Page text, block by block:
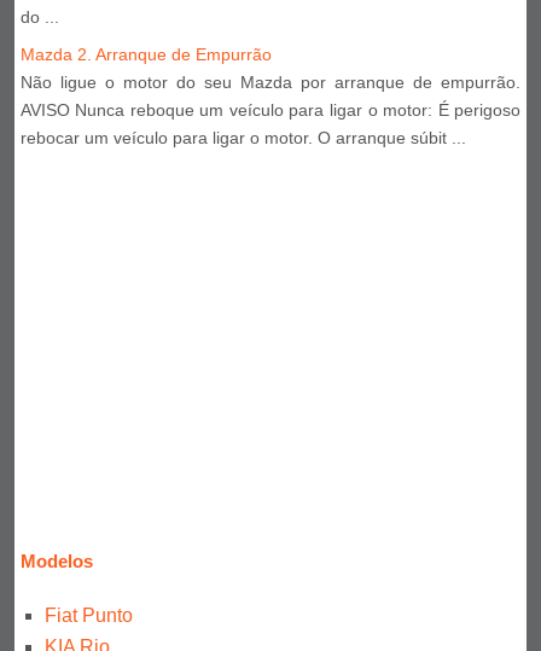
do ...
Mazda 2. Arranque de Empurrão
Não ligue o motor do seu Mazda por arranque de empurrão.
AVISO Nunca reboque um veículo para ligar o motor: É perigoso
rebocar um veículo para ligar o motor. O arranque súbit ...
Modelos
Fiat Punto
KIA Rio